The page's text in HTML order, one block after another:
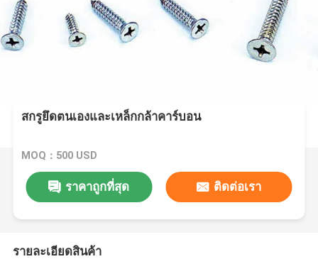
สกรูยึดตนเองและเหล็กกล้าคาร์บอน
MOQ：500 USD
ราคาถูกที่สุด ติดต่อเรา
รายละเอียดสินค้า